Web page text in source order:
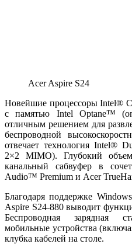
Acer Aspire S24
Новейшие процессоры Intel®
с памятью Intel Optane™
отличным решением для
беспроводной
отвечает технология Intel®
2×2 MIMO). Глубокий
канальный сабвуфер в
Audio™ Premium и Acer
Благодаря поддержке
Aspire S24-880 выводит
Беспроводная зарядная
мобильные устройства
клубка кабелей на столе.